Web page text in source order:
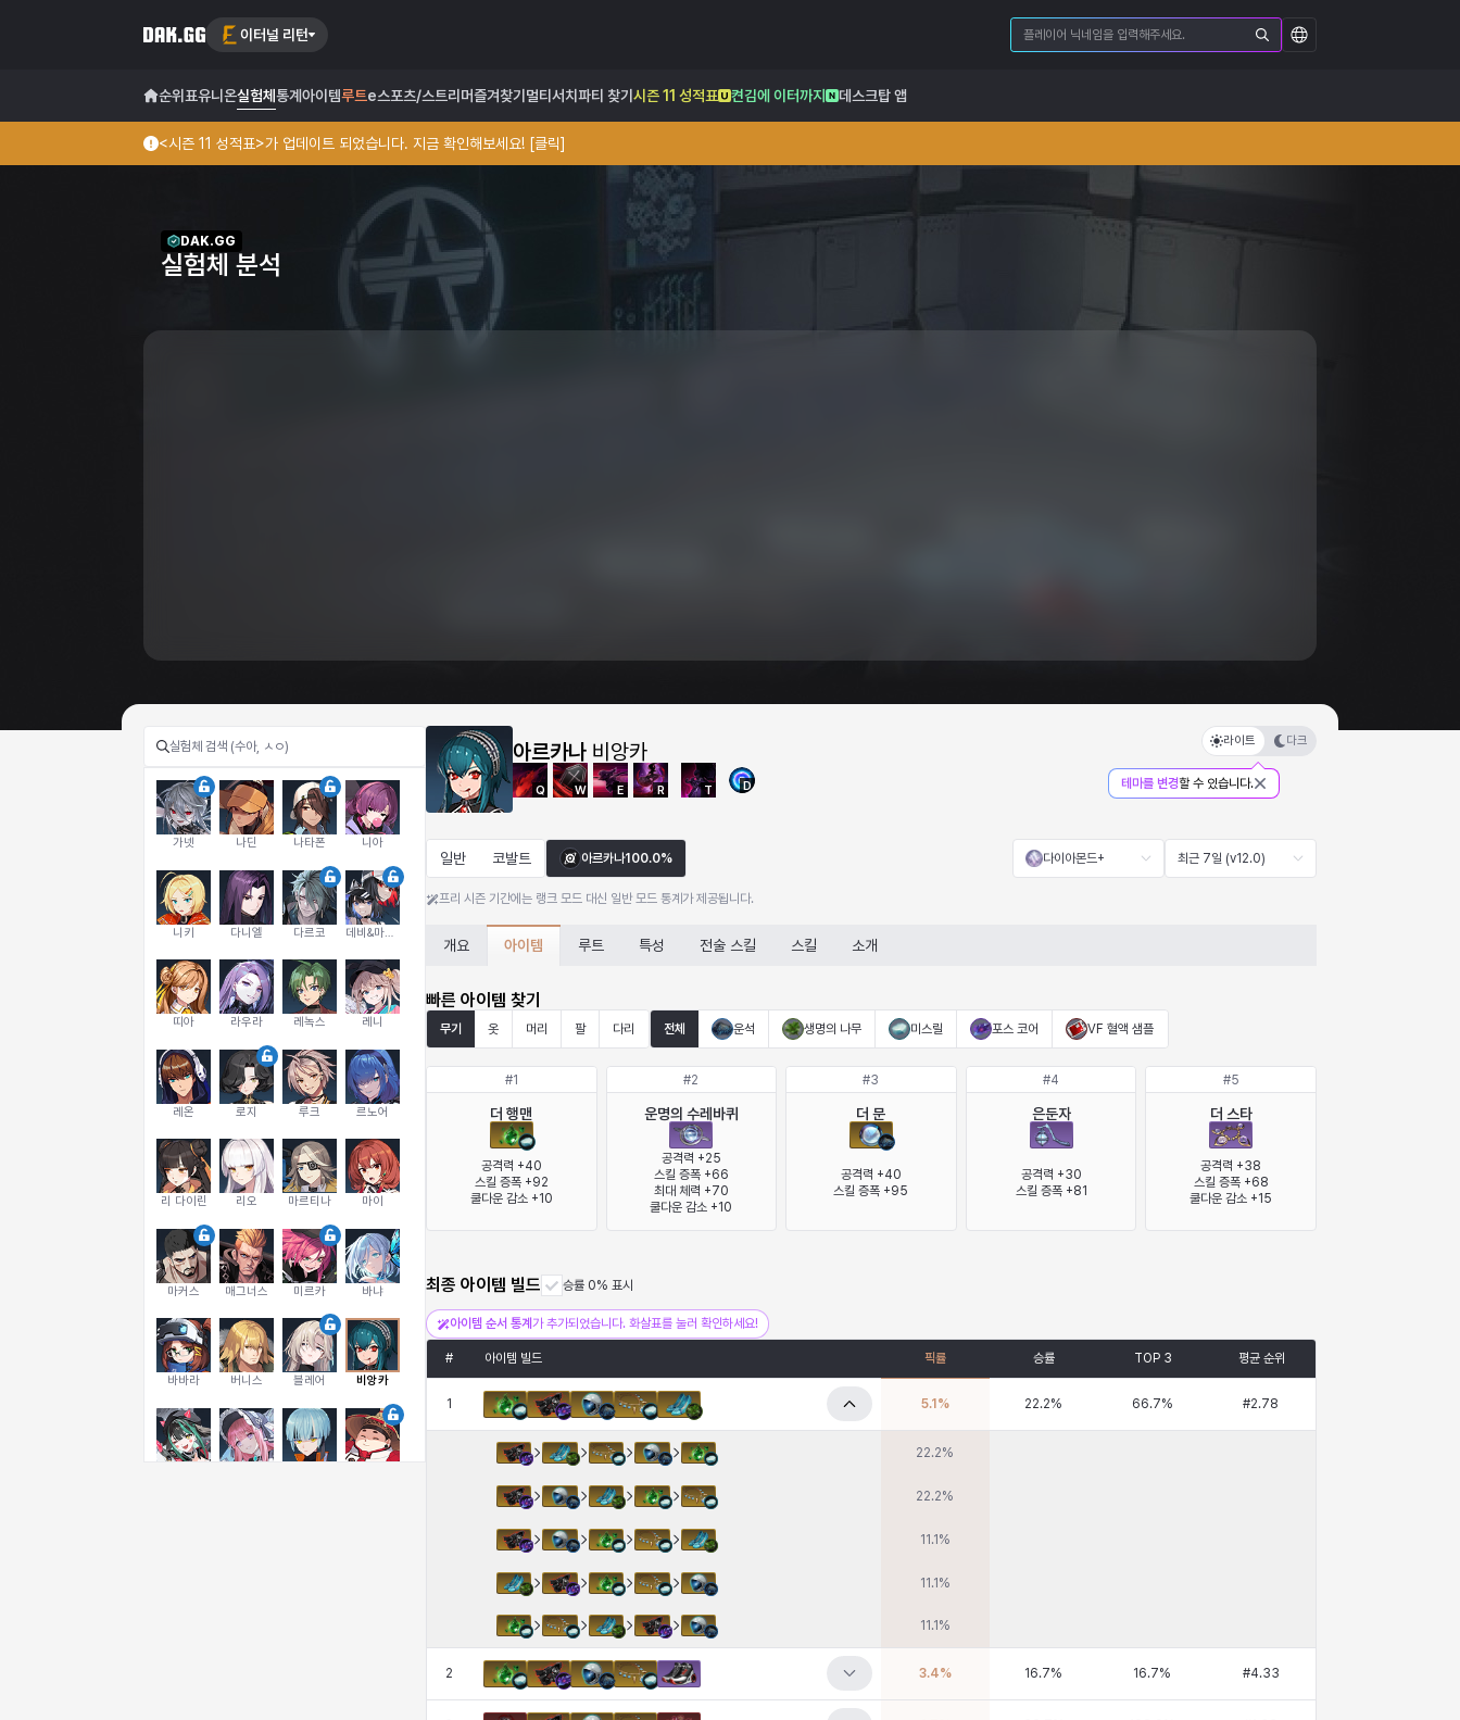
이터널 리턴
순위표유니온실험체 통계 아이템루트e스포츠/스트리머즐겨찾기 멀티서치 파티 찾기 시즌 11 성적표 켠김에 이터까지 데스크탑 앱
<시즌 11 성적표>가 업데이트 되었습니다. 지금 확인해보세요! [클릭]
DAK.GG
실험체 분석
가넷 나딘 나타폰 니아
니키 다니엘 다르코
띠아 라우라 레녹스 레니
레온 로지 루크 르노어
리 다이린 리오 마르티나 마이
마커스 매그너스 미르카 바냐
바바라 버니스 블레어 비앙카
아르카나 비앙카
Q W E R T D
라이트 다크
테마를 변경할 수 있습니다.
일반 코발트 아르카나100.0% 다이아몬드+ 최근 7일 (v12.0)
프리 시즌 기간에는 랭크 모드 대신 일반 모드 통계가 제공됩니다.
개요 아이템 루트 특성 전술 스킬 스킬 소개
빠른 아이템 찾기
무기 옷 머리 팔 다리 전체 운석 생명의 나무 미스릴 포스 코어 VF 혈액 샘플
#1
더 행맨
공격력 +40
스킬 증폭 +92
쿨다운 감소 +10
#2
운명의 수레바퀴
공격력 +25
스킬 증폭 +66
최대 체력 +70
쿨다운 감소 +10
#3
더 문
공격력 +40
스킬 증폭 +95
#4
은둔자
공격력 +30
스킬 증폭 +81
#5
더 스타
공격력 +38
스킬 증폭 +68
쿨다운 감소 +15
최종 아이템 빌드 승률 0% 표시
아이템 순서 통계 가 추가되었습니다. 화살표를 눌러 확인하세요!
# 아이템 빌드 픽률 승률 TOP 3 평균 순위
1 5.1 % 22.2% 66.7% #2.78
22.2%
22.2%
11.1 %
11.1 %
11.1 %
2 3.4% 16.7% 16.7% #4.33